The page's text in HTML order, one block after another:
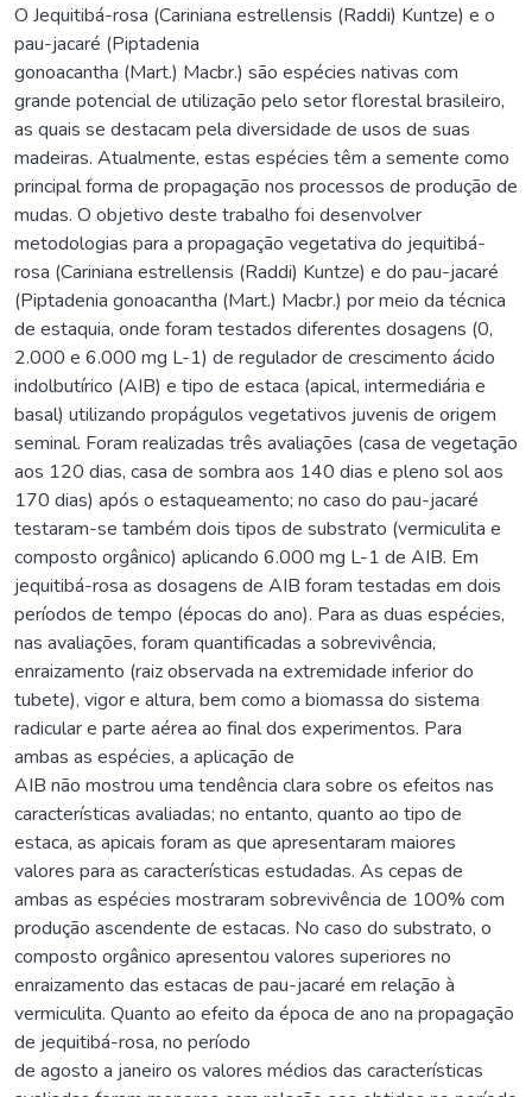
O Jequitibá-rosa (Cariniana estrellensis (Raddi) Kuntze) e o
pau-jacaré (Piptadenia
gonoacantha (Mart.) Macbr.) são espécies nativas com
grande potencial de utilização pelo setor florestal brasileiro,
as quais se destacam pela diversidade de usos de suas
madeiras. Atualmente, estas espécies têm a semente como
principal forma de propagação nos processos de produção de
mudas. O objetivo deste trabalho foi desenvolver
metodologias para a propagação vegetativa do jequitibá-
rosa (Cariniana estrellensis (Raddi) Kuntze) e do pau-jacaré
(Piptadenia gonoacantha (Mart.) Macbr.) por meio da técnica
de estaquia, onde foram testados diferentes dosagens (0,
2.000 e 6.000 mg L-1) de regulador de crescimento ácido
indolbutírico (AIB) e tipo de estaca (apical, intermediária e
basal) utilizando propágulos vegetativos juvenis de origem
seminal. Foram realizadas três avaliações (casa de vegetação
aos 120 dias, casa de sombra aos 140 dias e pleno sol aos
170 dias) após o estaqueamento; no caso do pau-jacaré
testaram-se também dois tipos de substrato (vermiculita e
composto orgânico) aplicando 6.000 mg L-1 de AIB. Em
jequitibá-rosa as dosagens de AIB foram testadas em dois
períodos de tempo (épocas do ano). Para as duas espécies,
nas avaliações, foram quantificadas a sobrevivência,
enraizamento (raiz observada na extremidade inferior do
tubete), vigor e altura, bem como a biomassa do sistema
radicular e parte aérea ao final dos experimentos. Para
ambas as espécies, a aplicação de
AIB não mostrou uma tendência clara sobre os efeitos nas
características avaliadas; no entanto, quanto ao tipo de
estaca, as apicais foram as que apresentaram maiores
valores para as características estudadas. As cepas de
ambas as espécies mostraram sobrevivência de 100% com
produção ascendente de estacas. No caso do substrato, o
composto orgânico apresentou valores superiores no
enraizamento das estacas de pau-jacaré em relação à
vermiculita. Quanto ao efeito da época de ano na propagação
de jequitibá-rosa, no período
de agosto a janeiro os valores médios das características